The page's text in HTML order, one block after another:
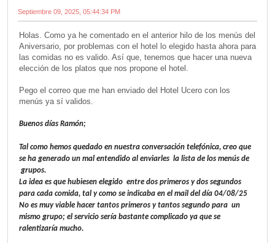
Septiembre 09, 2025, 05:44:34 PM
Holas. Como ya he comentado en el anterior hilo de los menús del
Aniversario, por problemas con el hotel lo elegido hasta ahora para
las comidas no es valido. Así que, tenemos que hacer una nueva
elección de los platos que nos propone el hotel.
Pego el correo que me han enviado del Hotel Ucero con los
menús ya sí validos.
Buenos días Ramón;
Tal como hemos quedado en nuestra conversación telefónica, creo que
se ha generado un mal entendido al enviarles la lista de los menús de
grupos.
La idea es que hubiesen elegido entre dos primeros y dos segundos
para cada comida, tal y como se indicaba en el mail del día 04/08/25
No es muy viable hacer tantos primeros y tantos segundo para un
mismo grupo; el servicio sería bastante complicado ya que se
ralentizaría mucho.